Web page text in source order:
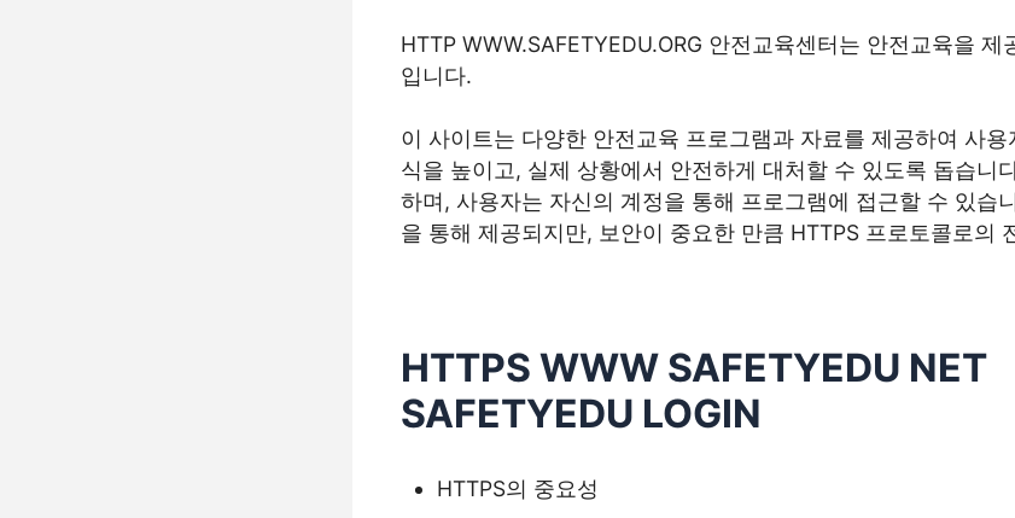
HTTP WWW.SAFETYEDU.ORG 안전교육센터는 안전교육을 제
입니다.
이 사이트는 다양한 안전교육 프로그램과 자료를 제공하여 사용
식을 높이고, 실제 상황에서 안전하게 대처할 수 있도록 돕습니
하며, 사용자는 자신의 계정을 통해 프로그램에 접근할 수 있습
을 통해 제공되지만, 보안이 중요한 만큼 HTTPS 프로토콜로의
HTTPS WWW SAFETYEDU NET
SAFETYEDU LOGIN
HTTPS의 중요성